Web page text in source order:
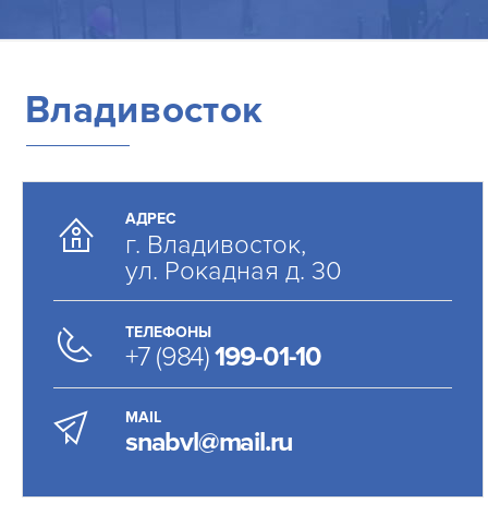
Владивосток
АДРЕС
г. Владивосток,
ул. Рокадная д. 30
ТЕЛЕФОНЫ
+7 (984)199-01-10
MAIL
snabvl@mail.ru